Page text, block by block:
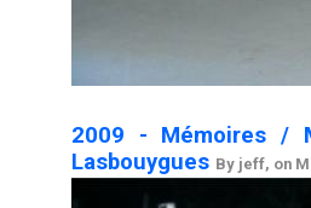
2009 - Mémoires /
Lasbouygues By jeff, on